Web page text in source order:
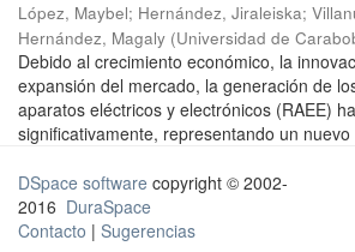
López, Maybel; Hernández, Jiraleiska;
Hernández, Magaly (Universidad de
Debido al crecimiento económico, la
expansión del mercado, la generación de
aparatos eléctricos y electrónicos (RAEE)
significativamente, representando un nuevo
DSpace software copyright © 2002-
2016 DuraSpace
Contacto | Sugerencias